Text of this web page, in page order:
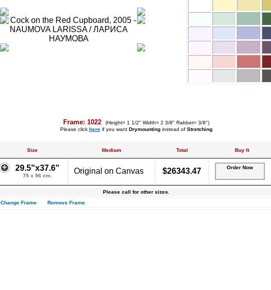
Frame: 1022
(Height= 1 1/2" Width= 2 3/8" Rabbet= 3/8")
Please click hereif you want Drymountinginstead of Stretching
Size Medium Total Buy It
29.5"x37.6"
75 x 96 cm.
Original on Canvas $26343.47 Order Now
Please call for other sizes.
Change Frame
Remove Frame